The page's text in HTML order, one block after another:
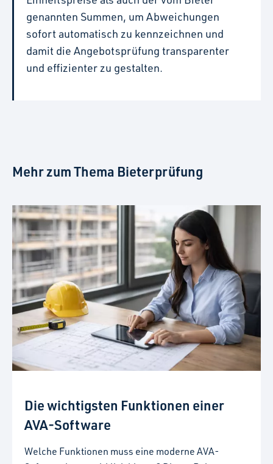
genannten Summen, um Abweichungen
sofort automatisch zu kennzeichnen und
damit die Angebotsprüfung transparenter
und effizienter zu gestalten.
Mehr zum Thema Bieterprüfung
Die wichtigsten Funktionen einer
AVA-Software
Welche Funktionen muss eine moderne AVA-